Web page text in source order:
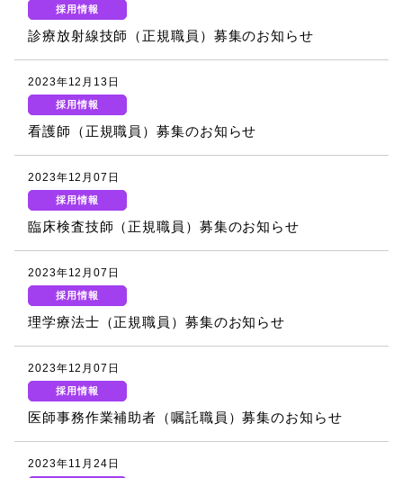
採用情報
診療放射線技師（正規職員）募集のお知らせ
2023年12月13日
採用情報
看護師（正規職員）募集のお知らせ
2023年12月07日
採用情報
臨床検査技師（正規職員）募集のお知らせ
2023年12月07日
採用情報
理学療法士（正規職員）募集のお知らせ
2023年12月07日
採用情報
医師事務作業補助者（嘱託職員）募集のお知らせ
2023年11月24日